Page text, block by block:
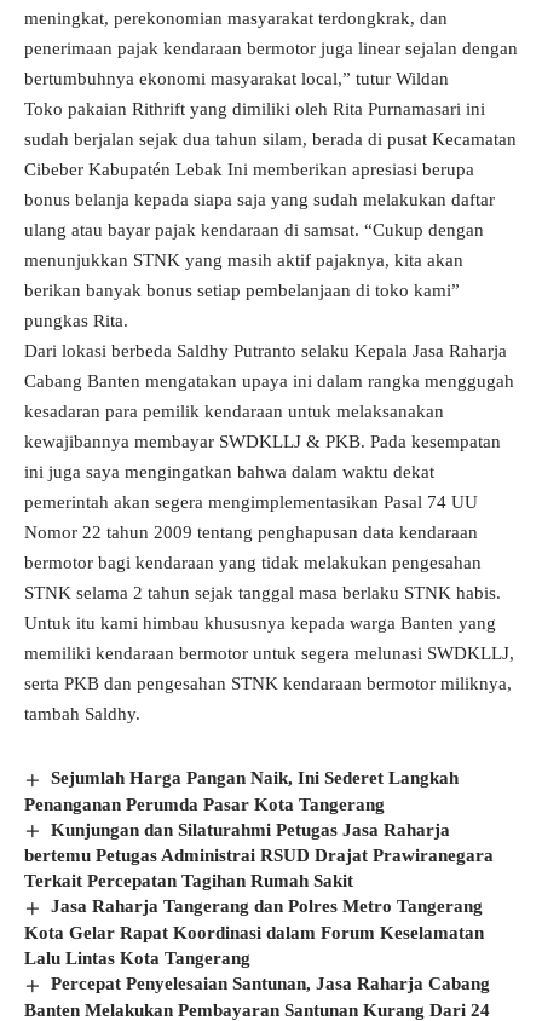
meningkat, perekonomian masyarakat terdongkrak, dan
penerimaan pajak kendaraan bermotor juga linear sejalan dengan
bertumbuhnya ekonomi masyarakat local,” tutur Wildan
Toko pakaian Rithrift yang dimiliki oleh Rita Purnamasari ini
sudah berjalan sejak dua tahun silam, berada di pusat Kecamatan
Cibeber Kabupatén Lebak Ini memberikan apresiasi berupa
bonus belanja kepada siapa saja yang sudah melakukan daftar
ulang atau bayar pajak kendaraan di samsat. “Cukup dengan
menunjukkan STNK yang masih aktif pajaknya, kita akan
berikan banyak bonus setiap pembelanjaan di toko kami”
pungkas Rita.
Dari lokasi berbeda Saldhy Putranto selaku Kepala Jasa Raharja
Cabang Banten mengatakan upaya ini dalam rangka menggugah
kesadaran para pemilik kendaraan untuk melaksanakan
kewajibannya membayar SWDKLLJ & PKB. Pada kesempatan
ini juga saya mengingatkan bahwa dalam waktu dekat
pemerintah akan segera mengimplementasikan Pasal 74 UU
Nomor 22 tahun 2009 tentang penghapusan data kendaraan
bermotor bagi kendaraan yang tidak melakukan pengesahan
STNK selama 2 tahun sejak tanggal masa berlaku STNK habis.
Untuk itu kami himbau khususnya kepada warga Banten yang
memiliki kendaraan bermotor untuk segera melunasi SWDKLLJ,
serta PKB dan pengesahan STNK kendaraan bermotor miliknya,
tambah Saldhy.
Sejumlah Harga Pangan Naik, Ini Sederet Langkah
Penanganan Perumda Pasar Kota Tangerang
Kunjungan dan Silaturahmi Petugas Jasa Raharja
bertemu Petugas Administrai RSUD Drajat Prawiranegara
Terkait Percepatan Tagihan Rumah Sakit
Jasa Raharja Tangerang dan Polres Metro Tangerang
Kota Gelar Rapat Koordinasi dalam Forum Keselamatan
Lalu Lintas Kota Tangerang
Percepat Penyelesaian Santunan, Jasa Raharja Cabang
Banten Melakukan Pembayaran Santunan Kurang Dari 24